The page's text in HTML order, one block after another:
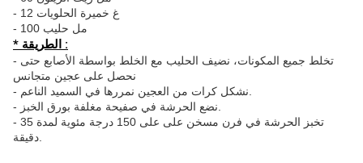
* الطريقة :
- تخلط جميع المكونات، نضيف الحليب مع الخلط بواسطة الأصابع حتى
نحصل على عجين متجانس
- تخبز الحرشة في فرن مسخن على على 150 درجة مئوية لمدة 35